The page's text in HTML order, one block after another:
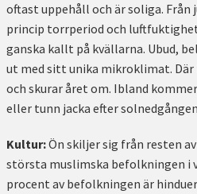
oftast uppehåll och är soliga.
princip torrperiod och
ganska kallt på kvällarna. Ubud,
ut med sitt unika mikroklimat. Där
och skurar året om. Ibland
eller tunn jacka efter
Kultur:Ön skiljer sig från resten
största muslimska befolkningen i
procent av befolkningen är